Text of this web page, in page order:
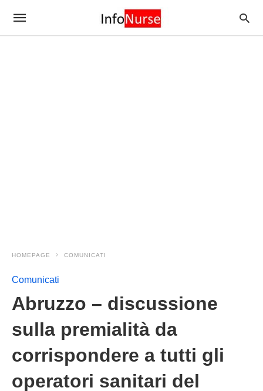
HOMEPAGE COMUNICATI
Comunicati
Abruzzo – discussione
sulla premialità da
corrispondere a tutti gli
operatori sanitari del